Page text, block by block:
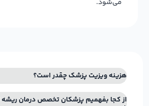
می‌شود.
هزینه ویزیت پزشک چقدر است؟
از کجا بفهمیم پزشکان تخصص درمان ریشه